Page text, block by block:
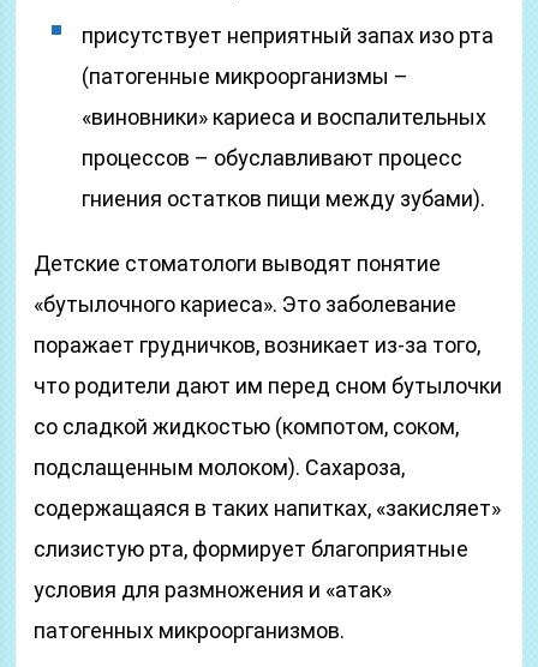
присутствует неприятный запах изо рта
(патогенные микроорганизмы –
«виновники» кариеса и воспалительных
процессов – обуславливают процесс
гниения остатков пищи между зубами).
Детские стоматологи выводят понятие
«бутылочного кариеса». Это заболевание
поражает грудничков, возникает из-за того,
что родители дают им перед сном бутылочки
со сладкой жидкостью (компотом, соком,
подслащенным молоком). Сахароза,
содержащаяся в таких напитках, «закисляет»
слизистую рта, формирует благоприятные
условия для размножения и «атак»
патогенных микроорганизмов.